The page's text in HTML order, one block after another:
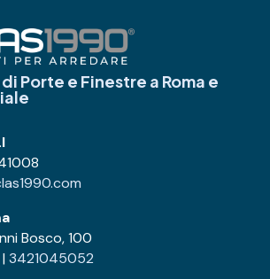
Porte e Finestre a Roma e
Bosco, 100
| 3421045052